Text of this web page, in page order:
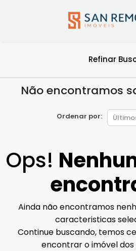
Refinar
Não encontramos
Ordenar por:
Ops!
Ainda não encontramos
caracteristicas
Continue buscando, temos
encontrar o imóvel dos